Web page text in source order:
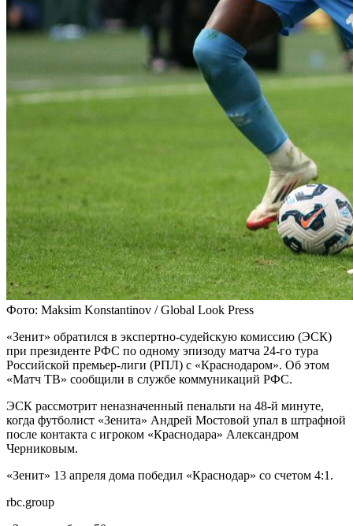
Фото: Maksim Konstantinov / Global Look Press
«Зенит» обратился в экспертно-судейскую комиссию (ЭСК)
при президенте РФС по одному эпизоду матча 24-го тура
Российской премьер-лиги (РПЛ) с «Краснодаром». Об этом
«Матч ТВ» сообщили в службе коммуникаций РФС.
ЭСК рассмотрит неназначенный пенальти на 48‑й минуте,
когда футболист «Зенита» Андрей Мостовой упал в штрафной
после контакта с игроком «Краснодара» Александром
Черниковым.
«Зенит» 13 апреля дома победил «Краснодар» со счетом 4:1.
rbc.group